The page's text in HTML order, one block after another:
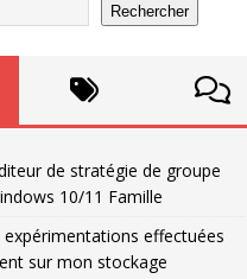
Rechercher
de stratégie de groupe
10/11 Famille
effectuées
sur mon stockage